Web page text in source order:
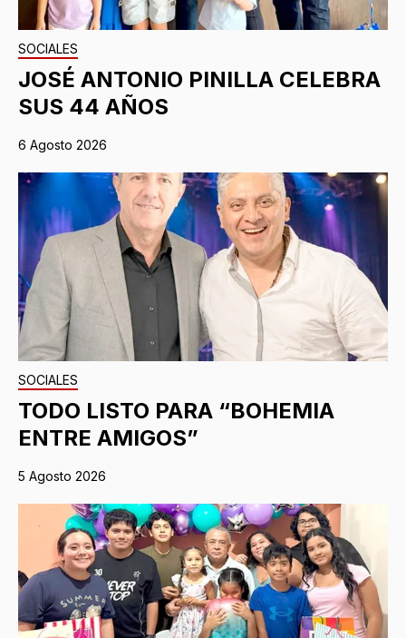
SOCIALES
JOSÉ ANTONIO PINILLA CELEBRA
SUS 44 AÑOS
6 Agosto 2026
SOCIALES
TODO LISTO PARA “BOHEMIA
ENTRE AMIGOS”
5 Agosto 2026